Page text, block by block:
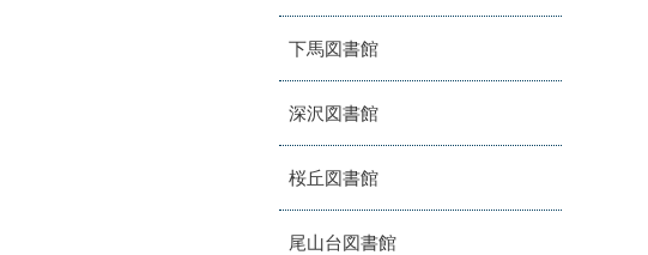
下馬図書館
深沢図書館
桜丘図書館
尾山台図書館